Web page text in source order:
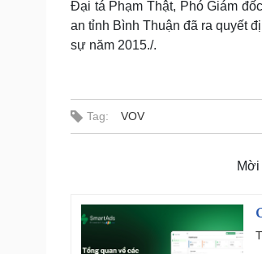
Đại tá Phạm Thật, Phó Giám
an tỉnh Bình Thuận đã ra quyết
sự năm 2015./.
Tag: VOV
Mời